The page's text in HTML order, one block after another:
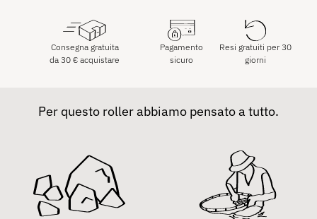
Consegna gratuita
da30€ acquistare
Pagamento
sicuro
Resi gratuiti per 30
giorni
Per questo roller abbiamo pensato a tutto.